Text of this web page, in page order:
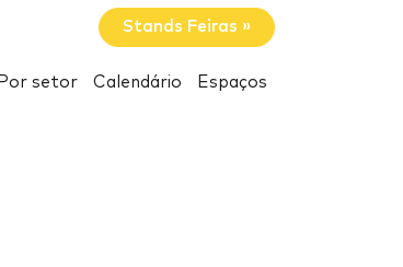
Stands Feiras »
Por setor Calendário Espaços